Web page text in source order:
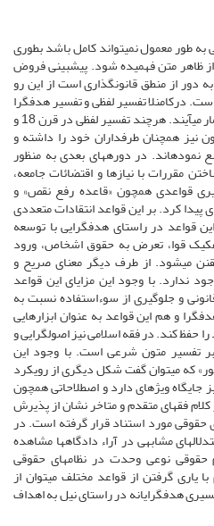
طور معمول نمی‏تواند کامل باشد بطوری
ظاهر متن فهمیده شود. پیش‏بینی فروض
دور از منطق قانونگذاری است از این رو
درکامن‏لا تفسیر لفظی و تفسیر هدف‏گرا
دو رویکرد غالب این نظام حقوقی بشمار می‏آیند. هرچند تفسیر لفظی در قرن 18 و
نیز همچنان طرفداران خود را داشته و
نموده‏اند. در دوره‏های بعدی به منظور
مقررات با نیازها و اقتضائات جامعه،
قواعدی همچون «قاعده رفع نقص» و
پیدا کرد. بر این قواعد انتقادات متعددی
قواعد در راستای هدف‏گرایی با توسعه
قوا، تعرض به حقوق اشخاص، ورود
می‏شود. از طرف دیگر معنای صریح و
ندارد. با وجود این مزایای این قواعد
و جلوگیری از سوء‏استفاده نسبت به
و هم این قواعد به عنوان ابزارهایی
حفظ کند. در فقه اسلامی نیز اصول‏گرایی و
تفسیر متون شرعی است. با وجود این
که می‏توان گفت شکل دیگری از رویکرد
ویژه‏ای دارد و اصطلاحاتی همچون
فقهای متقدم و متاخر نشان از پذیرش
مورد استناد قرار گرفته است. در
مشابهی در آراء دادگاه‏ها مشاهده
حقوقی نوعی وحدت در نظام‏های حقوقی
گرفتن از قواعد مختلف می‏توان از
هدف‏گرایانه در راستای نیل به اهداف